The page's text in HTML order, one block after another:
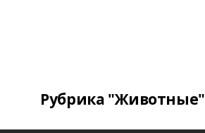
Рубрика "Животные"